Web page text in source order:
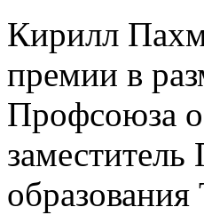
Кирилл
премии в
Профсоюза